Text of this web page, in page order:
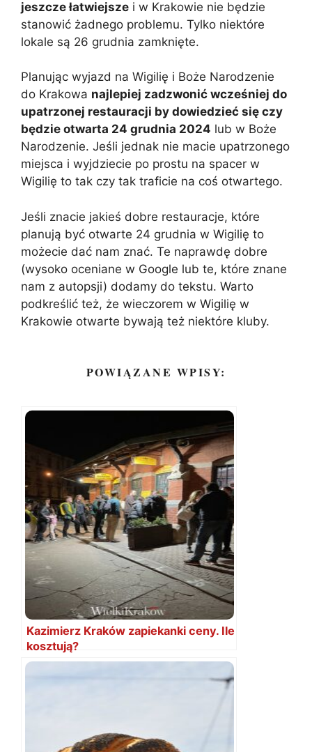
jeszcze łatwiejsze i w Krakowie nie będzie
stanowić żadnego problemu. Tylko niektóre
lokale są 26 grudnia zamknięte.
Planując wyjazd na Wigilię i Boże Narodzenie
do Krakowa najlepiej zadzwonić wcześniej do
upatrzonej restauracji by dowiedzieć się czy
będzie otwarta 24 grudnia 2024 lub w Boże
Narodzenie. Jeśli jednak nie macie upatrzonego
miejsca i wyjdziecie po prostu na spacer w
Wigilię to tak czy tak traficie na coś otwartego.
Jeśli znacie jakieś dobre restauracje, które
planują być otwarte 24 grudnia w Wigilię to
możecie dać nam znać. Te naprawdę dobre
(wysoko oceniane w Google lub te, które znane
nam z autopsji) dodamy do tekstu. Warto
podkreślić też, że wieczorem w Wigilię w
Krakowie otwarte bywają też niektóre kluby.
POWIĄZANE WPISY:
Kazimierz Kraków zapiekanki ceny. Ile
kosztują?